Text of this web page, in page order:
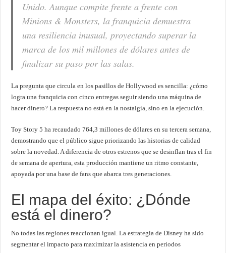
Unido. Aunque compite frente a frente con
Minions & Monsters, la franquicia demuestra
una resiliencia inusual, proyectando superar la
marca de los mil millones de dólares antes de
finalizar su paso por las salas.
La pregunta que circula en los pasillos de Hollywood es sencilla: ¿cómo
logra una franquicia con cinco entregas seguir siendo una máquina de
hacer dinero? La respuesta no está en la nostalgia, sino en la ejecución.
Toy Story 5 ha recaudado 764,3 millones de dólares en su tercera semana,
demostrando que el público sigue priorizando las historias de calidad
sobre la novedad. A diferencia de otros estrenos que se desinflan tras el fin
de semana de apertura, esta producción mantiene un ritmo constante,
apoyada por una base de fans que abarca tres generaciones.
El mapa del éxito: ¿Dónde
está el dinero?
No todas las regiones reaccionan igual. La estrategia de Disney ha sido
segmentar el impacto para maximizar la asistencia en periodos